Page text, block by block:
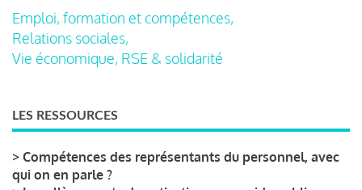
Emploi, formation et compétences,
Relations sociales,
Vie économique, RSE & solidarité
LES RESSOURCES
> Compétences des représentants du personnel, avec
qui on en parle ?